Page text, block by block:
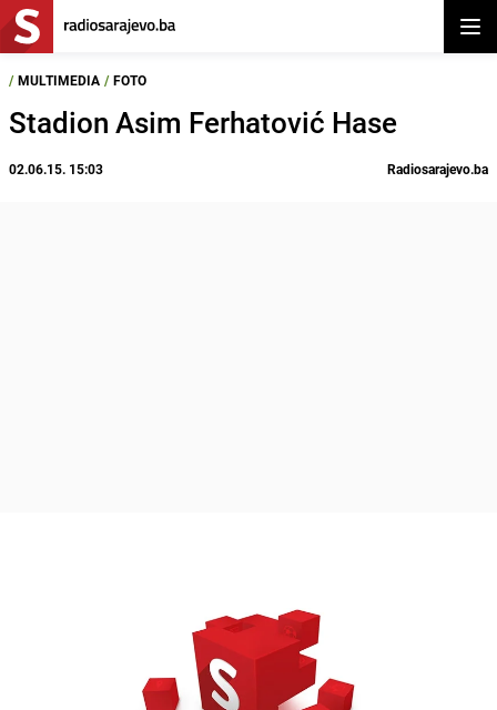
/ MULTIMEDIA / FOTO
Stadion Asim Ferhatović Hase
02.06.15. 15:03 Radiosarajevo.ba